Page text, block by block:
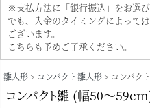
※支払方法に「銀行振込」をお選
でも、入金のタイミングによって
ございます。
こちらも予めご了承ください。
雛人形 コンパクト雛人形 コンパク
コンパクト雛 (幅50～